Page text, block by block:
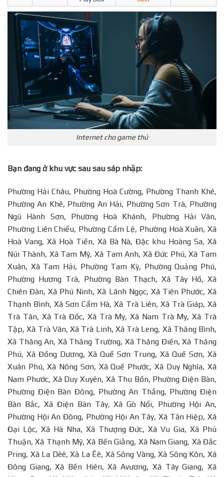
Internet cho game thủ
Bạn đang ở khu vực sau sau sáp nhập:
Phường Hải Châu, Phường Hoà Cường, Phường Thanh Khê,
Phường An Khê, Phường An Hải, Phường Sơn Trà, Phường
Ngũ Hành Sơn, Phường Hoà Khánh, Phường Hải Vân,
Phường Liên Chiểu, Phường Cẩm Lệ, Phường Hoà Xuân, Xã
Hoà Vang, Xã Hoà Tiến, Xã Bà Nà, Đặc khu Hoàng Sa, Xã
Núi Thành, Xã Tam Mỹ, Xã Tam Anh, Xã Đức Phú, Xã Tam
Xuân, Xã Tam Hải, Phường Tam Kỳ, Phường Quảng Phú,
Phường Hương Trà, Phường Bàn Thạch, Xã Tây Hồ, Xã
Chiên Đàn, Xã Phú Ninh, Xã Lãnh Ngọc, Xã Tiên Phước, Xã
Thạnh Bình, Xã Sơn Cẩm Hà, Xã Trà Liên, Xã Trà Giáp, Xã
Trà Tân, Xã Trà Đốc, Xã Trà My, Xã Nam Trà My, Xã Trà
Tập, Xã Trà Vân, Xã Trà Linh, Xã Trà Leng, Xã Thăng Bình,
Xã Thăng An, Xã Thăng Trường, Xã Thăng Điền, Xã Thăng
Phú, Xã Đồng Dương, Xã Quế Sơn Trung, Xã Quế Sơn, Xã
Xuân Phú, Xã Nông Sơn, Xã Quế Phước, Xã Duy Nghĩa, Xã
Nam Phước, Xã Duy Xuyên, Xã Thu Bồn, Phường Điện Bàn,
Phường Điện Bàn Đông, Phường An Thắng, Phường Điện
Bàn Bắc, Xã Điện Bàn Tây, Xã Gò Nổi, Phường Hội An,
Phường Hội An Đông, Phường Hội An Tây, Xã Tân Hiệp, Xã
Đại Lộc, Xã Hà Nha, Xã Thượng Đức, Xã Vu Gia, Xã Phú
Thuận, Xã Thạnh Mỹ, Xã Bến Giằng, Xã Nam Giang, Xã Đắc
Pring, Xã La Dêê, Xã La Êê, Xã Sông Vàng, Xã Sông Kôn, Xã
Đông Giang, Xã Bến Hiên, Xã Avương, Xã Tây Giang, Xã